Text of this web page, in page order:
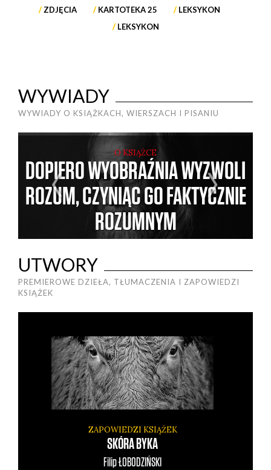
ZDJĘCIA
KARTOTEKA 25
LEKSYKON
LEKSYKON
WYWIADY
WYWIADY O KSIĄŻKACH, WIERSZACH I PISANIU
O KSIĄŻCE
DOPIERO WYOBRAŹNIA WYZWOLI
ROZUM, CZYNIĄC GO FAKTYCZNIE
ROZUMNYM
UTWORY
PREMIEROWE DZIEŁA, TŁUMACZENIA I ZAPOWIEDZI
KSIĄŻEK
ZAPOWIEDZI KSIĄŻEK
SKÓRA BYKA
FilipŁOBODZIŃSKI